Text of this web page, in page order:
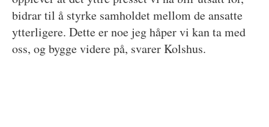
bidrar til å styrke samholdet mellom de ansatte
ytterligere. Dette er noe jeg håper vi kan ta med
oss, og bygge videre på, svarer Kolshus.